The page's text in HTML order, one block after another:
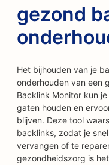
gezond
Het bijhouden van je
onderhouden van een
Backlink Monitor kun
gaten houden en
blijven. Deze tool
backlinks, zodat je
vervangen of te
gezondheidszorg is